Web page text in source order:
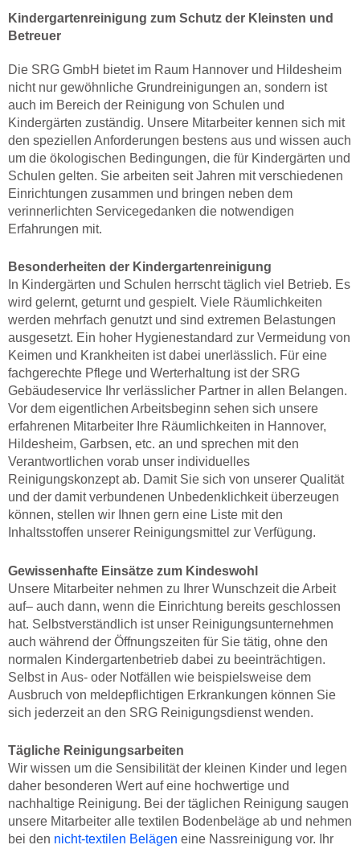
Kindergartenreinigung zum Schutz der Kleinsten und
Betreuer
Die SRG GmbH bietet im Raum Hannover und Hildesheim
nicht nur gewöhnliche Grundreinigungen an, sondern ist
auch im Bereich der Reinigung von Schulen und
Kindergärten zuständig. Unsere Mitarbeiter kennen sich mit
den speziellen Anforderungen bestens aus und wissen auch
um die ökologischen Bedingungen, die für Kindergärten und
Schulen gelten. Sie arbeiten seit Jahren mit verschiedenen
Einrichtungen zusammen und bringen neben dem
verinnerlichten Servicegedanken die notwendigen
Erfahrungen mit.
Besonderheiten der Kindergartenreinigung
In Kindergärten und Schulen herrscht täglich viel Betrieb. Es
wird gelernt, geturnt und gespielt. Viele Räumlichkeiten
werden mehrfach genutzt und sind extremen Belastungen
ausgesetzt. Ein hoher Hygienestandard zur Vermeidung von
Keimen und Krankheiten ist dabei unerlässlich. Für eine
fachgerechte Pflege und Werterhaltung ist der SRG
Gebäudeservice Ihr verlässlicher Partner in allen Belangen.
Vor dem eigentlichen Arbeitsbeginn sehen sich unsere
erfahrenen Mitarbeiter Ihre Räumlichkeiten in Hannover,
Hildesheim, Garbsen, etc. an und sprechen mit den
Verantwortlichen vorab unser individuelles
Reinigungskonzept ab. Damit Sie sich von unserer Qualität
und der damit verbundenen Unbedenklichkeit überzeugen
können, stellen wir Ihnen gern eine Liste mit den
Inhaltsstoffen unserer Reinigungsmittel zur Verfügung.
Gewissenhafte Einsätze zum Kindeswohl
Unsere Mitarbeiter nehmen zu Ihrer Wunschzeit die Arbeit
auf– auch dann, wenn die Einrichtung bereits geschlossen
hat. Selbstverständlich ist unser Reinigungsunternehmen
auch während der Öffnungszeiten für Sie tätig, ohne den
normalen Kindergartenbetrieb dabei zu beeinträchtigen.
Selbst in Aus- oder Notfällen wie beispielsweise dem
Ausbruch von meldepflichtigen Erkrankungen können Sie
sich jederzeit an den SRG Reinigungsdienst wenden.
Tägliche Reinigungsarbeiten
Wir wissen um die Sensibilität der kleinen Kinder und legen
daher besonderen Wert auf eine hochwertige und
nachhaltige Reinigung. Bei der täglichen Reinigung saugen
unsere Mitarbeiter alle textilen Bodenbeläge ab und nehmen
bei den nicht-textilen Belägen eine Nassreinigung vor. Ihr